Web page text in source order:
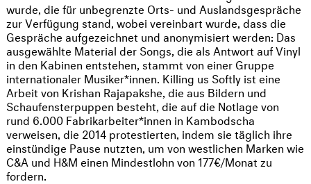
wurde, die für unbegrenzte Orts- und Auslandsgespräche
zur Verfügung stand, wobei vereinbart wurde, dass die
Gespräche aufgezeichnet und anonymisiert werden: Das
ausgewählte Material der Songs, die als Antwort auf Vinyl
in den Kabinen entstehen, stammt von einer Gruppe
internationaler Musiker*innen. Killing us Softly ist eine
Arbeit von Krishan Rajapakshe, die aus Bildern und
Schaufensterpuppen besteht, die auf die Notlage von
rund 6.000 Fabrikarbeiter*innen in Kambodscha
verweisen, die 2014 protestierten, indem sie täglich ihre
einstündige Pause nutzten, um von westlichen Marken wie
C&A und H&M einen Mindestlohn von 177€/Monat zu
fordern.